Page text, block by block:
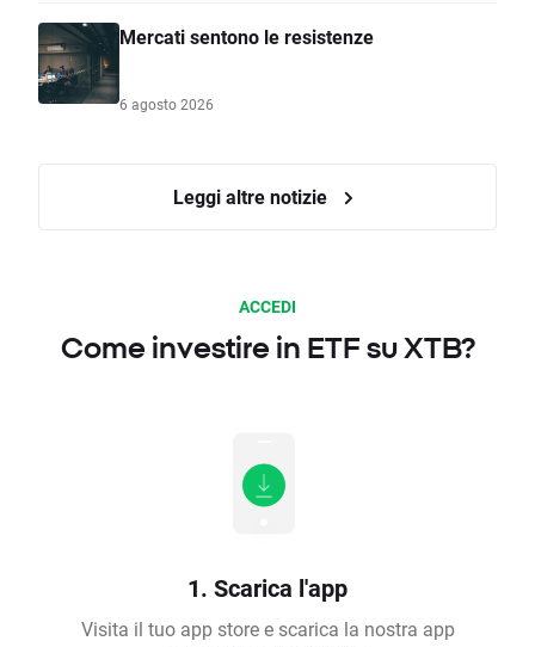
Mercati sentono le resistenze
6 agosto 2026
Leggi altre notizie
ACCEDI
Come investire in ETF su XTB?
1. Scarica l'app
Visita il tuo app store e scarica la nostra app